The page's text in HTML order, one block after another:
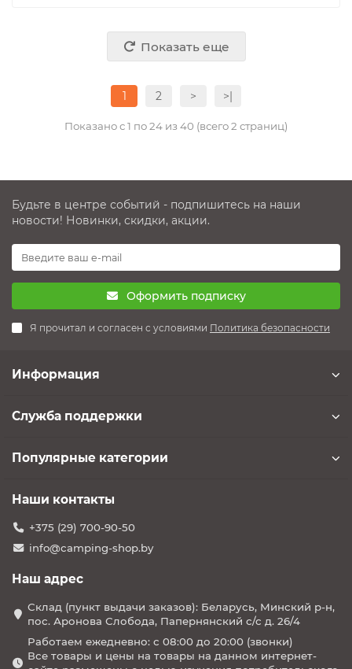
Показать еще
1 2 > >|
Показано с 1 по 24 из 40 (всего 2 страниц)
Будьте в центре событий - подпишитесь на наши
новости! Новинки, скидки, акции.
Оформить подписку
Я прочитал и согласен с условиями Политика безопасности
Информация
Служба поддержки
Популярные категории
Наши контакты
+375 (29) 700-90-50
info@camping-shop.by
Наш адрес
Склад (пункт выдачи заказов): Беларусь, Минский р-н,
пос. Аронова Слобода, Папернянский с/с д. 26/4
Работаем ежедневно: с 08:00 до 20:00 (звонки)
Все товары и цены на товары на данном интернет-